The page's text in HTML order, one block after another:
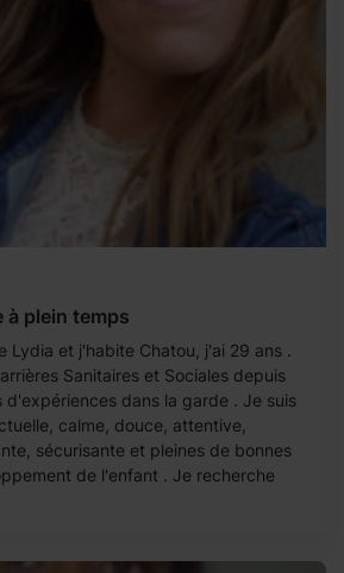
à plein temps
Lydia et j'habite Chatou, j'ai 29 ans .
Sanitaires et Sociales depuis
d'expériences dans la garde . Je suis
calme, douce, attentive,
sécurisante et pleines de bonnes
de l'enfant . Je recherche